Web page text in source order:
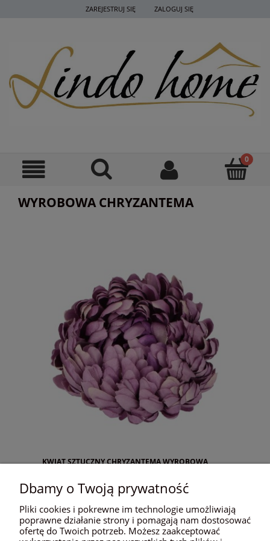
ZAREJESTRUJ SIĘ ZALOGUJ SIĘ
WYROBOWA CHRYZANTEMA
KWIAT SZTUCZNY CHRYZANTEMA WYROBOWA
Dbamy o Twoją prywatność
Pliki cookies i pokrewne im technologie umożliwiają
poprawne działanie strony i pomagają nam dostosować
ofertę do Twoich potrzeb. Możesz zaakceptować